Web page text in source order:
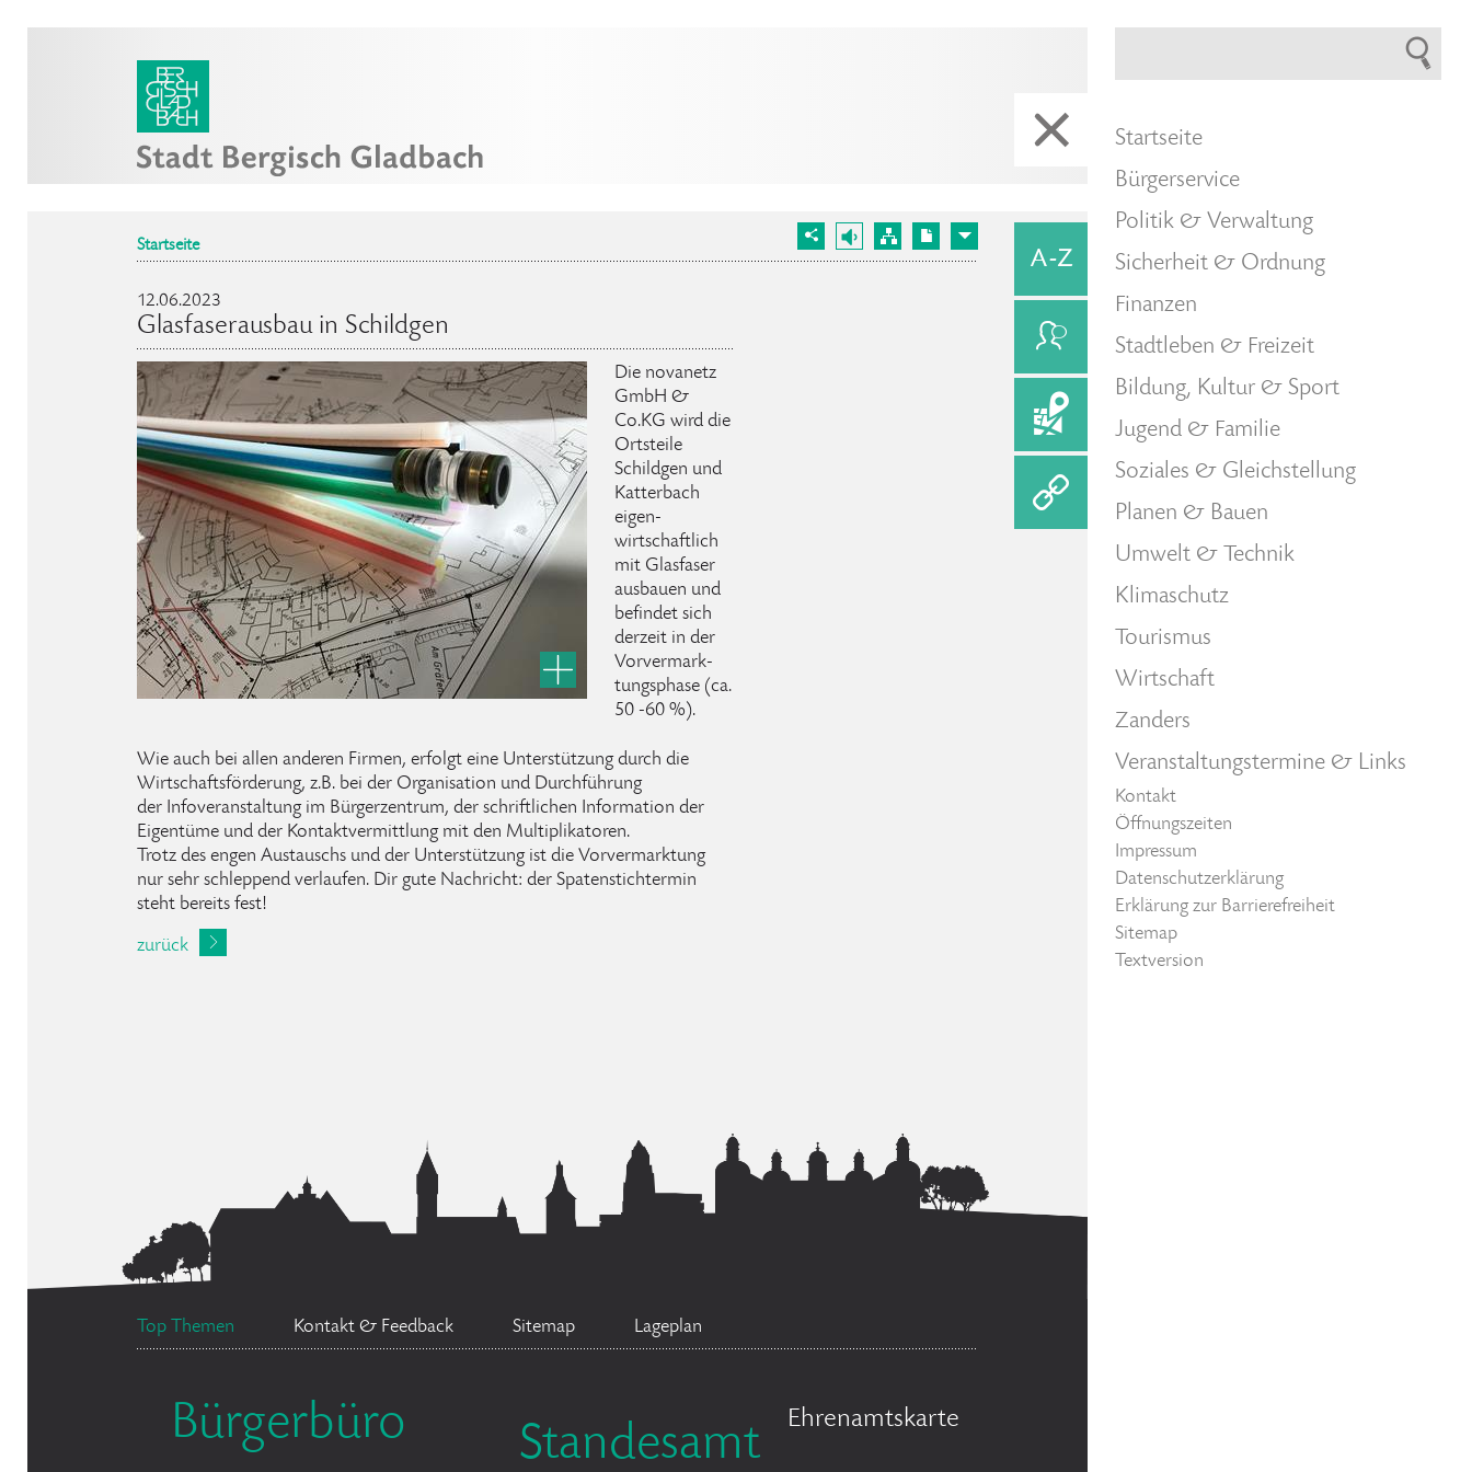
Startseite
12.06.2023
Glasfaserausbau in Schildgen
Die novanetz
GmbH &
Co.KG wird die
Ortsteile
Schildgen und
Katterbach
eigen-
wirtschaftlich
mit Glasfaser
ausbauen und
befindet sich
derzeit in der
Vorvermark-
tungsphase (ca.
50 -60 %).
Wie auch bei allen anderen Firmen, erfolgt eine Unterstützung durch die
Wirtschaftsförderung, z.B. bei der Organisation und Durchführung
der Infoveranstaltung im Bürgerzentrum, der schriftlichen Information der
Eigentüme und der Kontaktvermittlung mit den Multiplikatoren.
Trotz des engen Austauschs und der Unterstützung ist die Vorvermarktung
nur sehr schleppend verlaufen. Dir gute Nachricht: der Spatenstichtermin
steht bereits fest!
zurück
Top Themen Kontakt & Feedback Sitemap Lageplan
Bürgerbüro Standesamt
Ehrenamtskarte
Startseite
Bürgerservice
Politik & Verwaltung
Sicherheit & Ordnung
Finanzen
Stadtleben & Freizeit
Bildung, Kultur & Sport
Jugend & Familie
Soziales & Gleichstellung
Planen & Bauen
Umwelt & Technik
Klimaschutz
Tourismus
Wirtschaft
Zanders
Veranstaltungstermine & Links
Kontakt
Öffnungszeiten
Impressum
Datenschutzerklärung
Erklärung zur Barrierefreiheit
Sitemap
Textversion